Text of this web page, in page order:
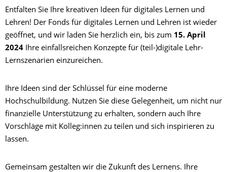
Entfalten Sie Ihre kreativen Ideen für digitales Lernen und
Lehren! Der Fonds für digitales Lernen und Lehren ist wieder
geöffnet, und wir laden Sie herzlich ein, bis zum 15. April
2024 Ihre einfallsreichen Konzepte für (teil-)digitale Lehr-
Lernszenarien einzureichen.
Ihre Ideen sind der Schlüssel für eine moderne
Hochschulbildung. Nutzen Sie diese Gelegenheit, um nicht nur
finanzielle Unterstützung zu erhalten, sondern auch Ihre
Vorschläge mit Kolleg:innen zu teilen und sich inspirieren zu
lassen.
Gemeinsam gestalten wir die Zukunft des Lernens. Ihre